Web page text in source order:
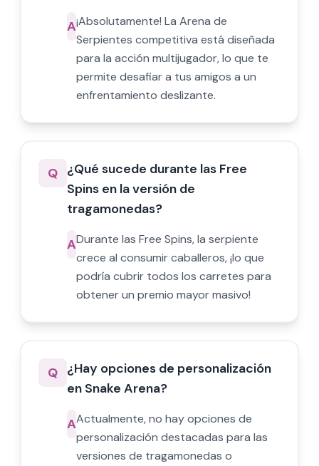
A¡Absolutamente! La Arena de
Serpientes competitiva está diseñada
para la acción multijugador, lo que te
permite desafiar a tus amigos a un
enfrentamiento deslizante.
Q ¿Qué sucede durante las Free
Spins en la versión de
tragamonedas?
ADurante las Free Spins, la serpiente
crece al consumir caballeros, ¡lo que
podría cubrir todos los carretes para
obtener un premio mayor masivo!
Q ¿Hay opciones de personalización
en Snake Arena?
AActualmente, no hay opciones de
personalización destacadas para las
versiones de tragamonedas o